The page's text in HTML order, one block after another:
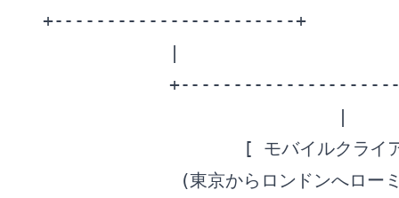
+-----------------------+
|
                              |
[ モバイルクライ